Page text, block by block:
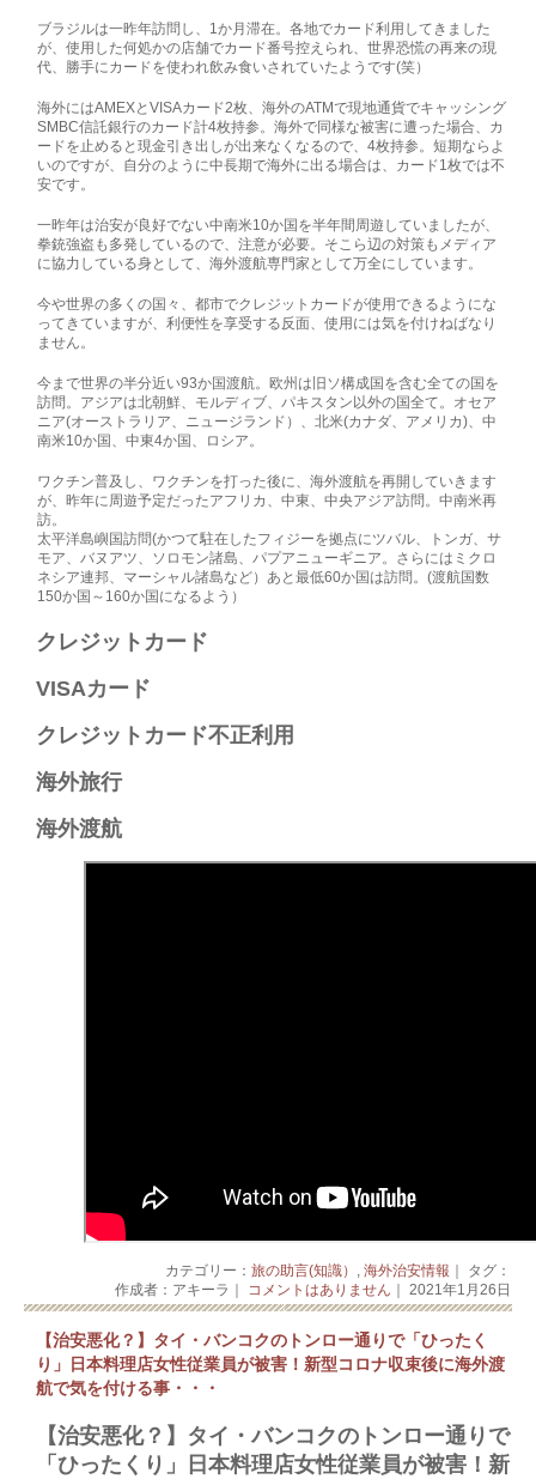
ブラジルは一昨年訪問し、1か月滞在。各地でカード利用してきました
が、使用した何処かの店舗でカード番号控えられ、世界恐慌の再来の現
代、勝手にカードを使われ飲み食いされていたようです(笑）
海外にはAMEXとVISAカード2枚、海外のATMで現地通貨でキャッシング
SMBC信託銀行のカード計4枚持参。海外で同様な被害に遭った場合、カ
ードを止めると現金引き出しが出来なくなるので、4枚持参。短期ならよ
いのですが、自分のように中長期で海外に出る場合は、カード1枚では不
安です。
一昨年は治安が良好でない中南米10か国を半年間周遊していましたが、
拳銃強盗も多発しているので、注意が必要。そこら辺の対策もメディア
に協力している身として、海外渡航専門家として万全にしています。
今や世界の多くの国々、都市でクレジットカードが使用できるようにな
ってきていますが、利便性を享受する反面、使用には気を付けねばなり
ません。
今まで世界の半分近い93か国渡航。欧州は旧ソ構成国を含む全ての国を
訪問。アジアは北朝鮮、モルディブ、パキスタン以外の国全て。オセア
ニア(オーストラリア、ニュージランド）、北米(カナダ、アメリカ)、中
南米10か国、中東4か国、ロシア。
ワクチン普及し、ワクチンを打った後に、海外渡航を再開していきます
が、昨年に周遊予定だったアフリカ、中東、中央アジア訪問。中南米再
訪。
太平洋島嶼国訪問(かつて駐在したフィジーを拠点にツバル、トンガ、サ
モア、バヌアツ、ソロモン諸島、パプアニューギニア。さらにはミクロ
ネシア連邦、マーシャル諸島など）あと最低60か国は訪問。(渡航国数
150か国～160か国になるよう）
クレジットカード​
VISAカード​
クレジットカード不正利用​
海外旅行​
海外渡航
カテゴリー： 旅の助言(知識） , 海外治安情報 ｜ タグ：
作成者：アキーラ｜ コメントはありません ｜ 2021年1月26日
【治安悪化？】タイ・バンコクのトンロー通りで「ひったく
り」日本料理店女性従業員が被害！新型コロナ収束後に海外渡
航で気を付ける事・・・
【治安悪化？】タイ・バンコクのトンロー通りで
「ひったくり」日本料理店女性従業員が被害！新